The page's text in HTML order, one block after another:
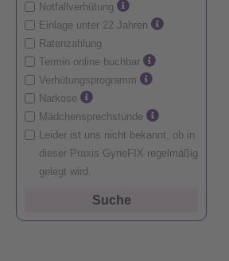
Notfallverhütung
Einlage unter 22 Jahren
Ratenzahlung
Termin online buchbar
Verhütungsprogramm
Narkose
Mädchensprechstunde
Leider ist uns nicht bekannt, ob in
dieser Praxis GyneFIX regelmäßig
gelegt wird.
Suche